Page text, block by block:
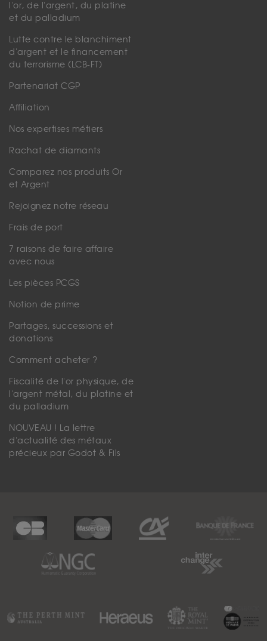
l'or, de l'argent, du platine
et du palladium
Lutte contre le blanchiment
d'argent et le financement
du terrorisme (LCB-FT)
Partenariat CGP
Affiliation
Nos expertises métiers
Rachat de diamants
Comparez nos produits Or
et Argent
Rejoignez notre réseau
Frais de port
7 raisons de faire affaire
avec nous
Les pièces PCGS
Notion de prime
Partages, successions et
donations
Comment acheter ?
Fiscalité de l'or physique, de
l'argent métal, du platine et
du palladium
NOUVEAU ! La lettre
d'actualité des métaux
précieux par Godot & Fils